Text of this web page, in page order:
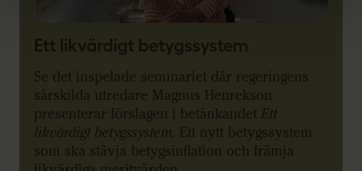
Ett likvärdigt betygssystem
Se det inspelade seminariet där regeringens
särskilda utredare Magnus Henrekson
presenterar förslagen i betänkandet Ett
likvärdigt betygssystem.
Ett nytt betygssystem
som ska stävja betygsinflation och främja